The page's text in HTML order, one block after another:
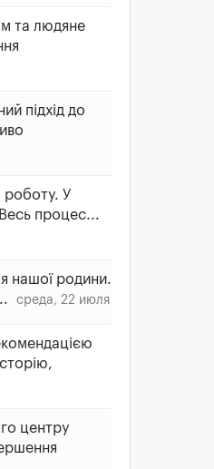
та людяне
підхід до
роботу. У
процес...
нашої родини.
среда, 22 июля
центру